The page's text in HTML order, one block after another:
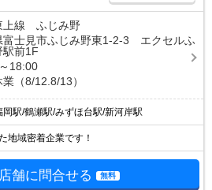
上線 ふじみ野
富士見市ふじみ野東1-2-3 エクセルふ
駅前1F
18:00
（8/12.8/13）
駅/鶴瀬駅/みずほ台駅/新河岸駅
地域密着企業です！
舗に問合せる 無料